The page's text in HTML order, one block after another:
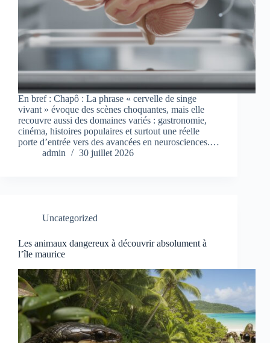
En bref : Chapô : La phrase « cervelle de singe
vivant » évoque des scènes choquantes, mais elle
recouvre aussi des domaines variés : gastronomie,
cinéma, histoires populaires et surtout une réelle
porte d’entrée vers des avancées en neurosciences.…
admin
30 juillet 2026
Uncategorized
Les animaux dangereux à découvrir absolument à
l’île maurice